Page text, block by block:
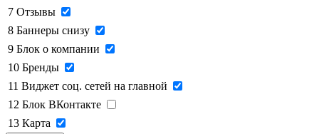
7 Отзывы
8 Баннеры снизу
9 Блок о компании
10 Бренды
11 Виджет соц. сетей на главной
12 Блок ВКонтакте
13 Карта